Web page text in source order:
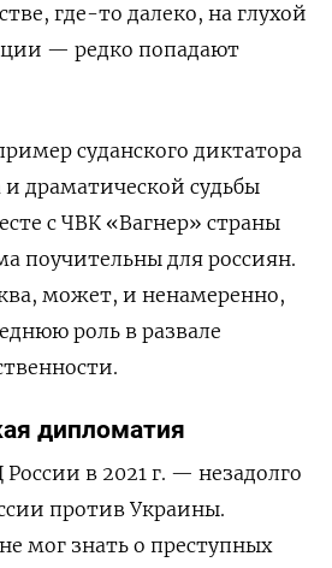
где-то далеко, на глухой
— редко попадают
суданского диктатора
драматической судьбы
с ЧВК «Вагнер» страны
поучительны для россиян.
может, и ненамеренно,
роль в развале
дипломатия
в 2021 г. — незадолго
против Украины.
мог знать о преступных